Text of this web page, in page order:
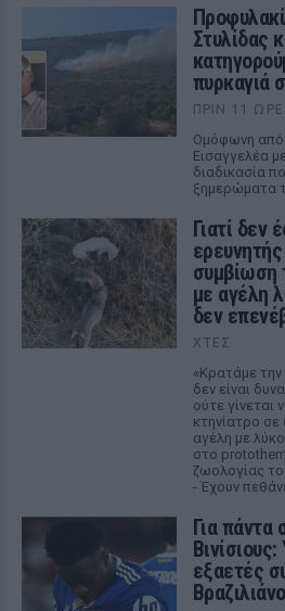
Στυλίδας
πυρκαγιά
ΠΡΙΝ 11
Ομόφωνη
Εισαγγελέα
διαδικασία
ξημερώματα
Γιατί δεν
συμβίωση
με αγέλη
δεν
ΧΤΕΣ
«Κρατάμε
δεν είναι
ούτε γίνεται
κτηνίατρο
αγέλη με
στο
ζωολογίας
- Έχουν
Για
εξαετές